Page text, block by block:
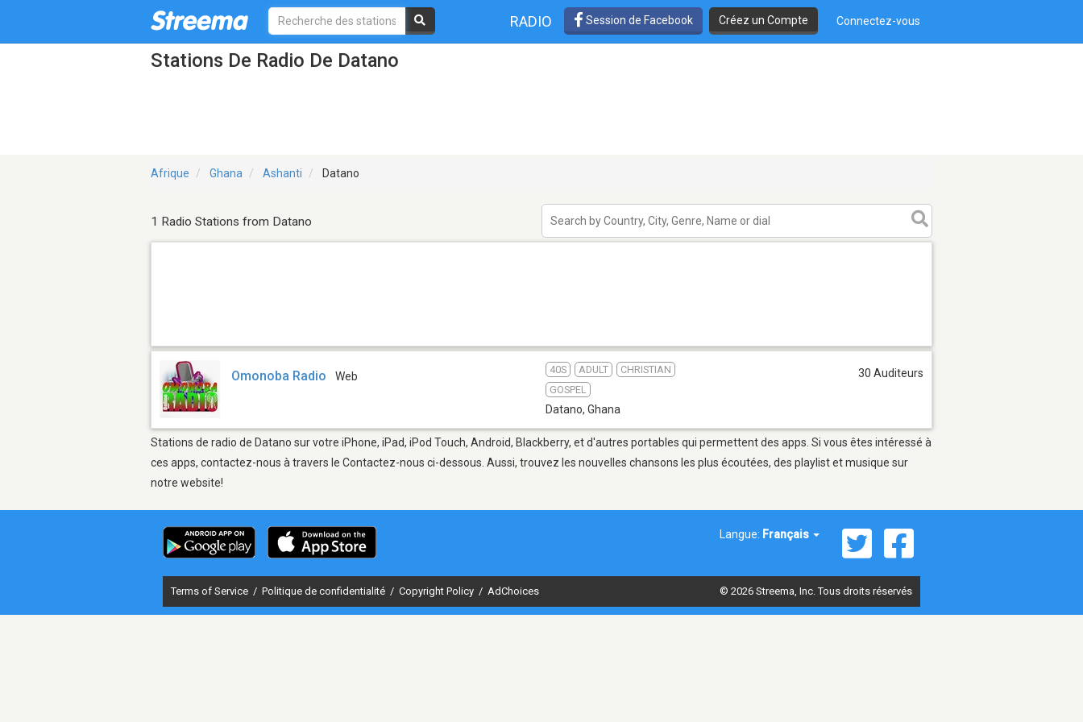
RADIO Session de Facebook Créez un Compte Connectez-vous
Stations De Radio De Datano
Afrique Ghana Ashanti Datano
1 Radio Stations from Datano
Omonoba Radio Web
40S ADULT
CHRISTIAN
GOSPEL
Datano, Ghana
30 Auditeurs
Stations de radio de Datano sur votre iPhone, iPad, iPod Touch, Android, Blackberry, et d'autres portables qui permettent des apps. Si vous êtes intéressé à
ces apps, contactez-nous à travers le Contactez-nous ci-dessous. Aussi, trouvez les nouvelles chansons les plus écoutées, des playlist et musique sur
notre website!
Langue: Français
Terms of Service / Politique de confidentialité / Copyright Policy / AdChoices © 2026 Streema, Inc. Tous droits réservés